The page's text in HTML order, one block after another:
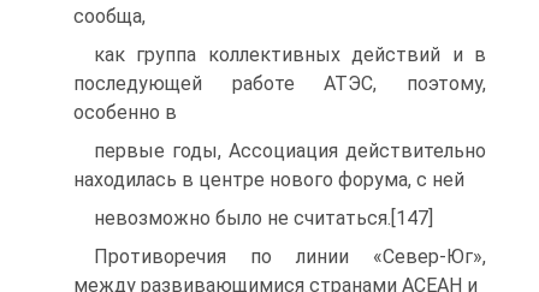
сообща,
как группа коллективных действий и в
последующей работе АТЭС, поэтому,
особенно в
первые годы, Ассоциация действительно
находилась в центре нового форума, с ней
невозможно было не считаться.[147]
Противоречия по линии «Север-Юг»,
между развивающимися странами АСЕАН и